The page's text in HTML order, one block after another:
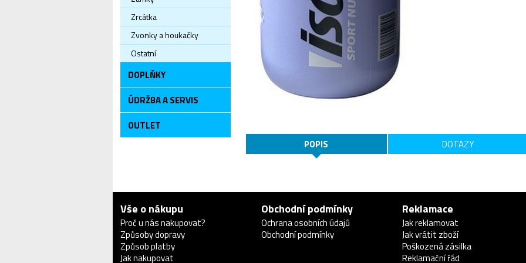
Zrcátka
Zvonky a houkačky
Ostatní
DOPLŇKY
ÚDRŽBA A SERVIS
OUTLET
POPIS DOTAZY
Vše o nákupu
Proč u nás nakupovat?
Způsoby dopravy
Způsob platby
Jak nakupovat
Obchodní podmínky
Ochrana osobních údajů
Obchodní podmínky
Reklamace
Jak reklamovat
Jak vrátit zboží
Poškozená zásilka
Reklamační řád